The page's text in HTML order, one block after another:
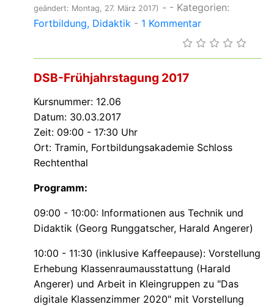
geändert: Montag, 27. März 2017) - - Kategorien:
Fortbildung Didaktik - 1 Kommentar
DSB-Frühjahrstagung 2017
Kursnummer: 12.06
Datum: 30.03.2017
Zeit: 09:00 - 17:30 Uhr
Ort: Tramin, Fortbildungsakademie Schloss
Rechtenthal
Programm:
09:00 - 10:00: Informationen aus Technik und
Didaktik (Georg Runggatscher, Harald Angerer)
10:00 - 11:30 (inklusive Kaffeepause): Vorstellung
Erhebung Klassenraumausstattung (Harald
Angerer) und Arbeit in Kleingruppen zu "Das
digitale Klassenzimmer 2020" mit Vorstellung